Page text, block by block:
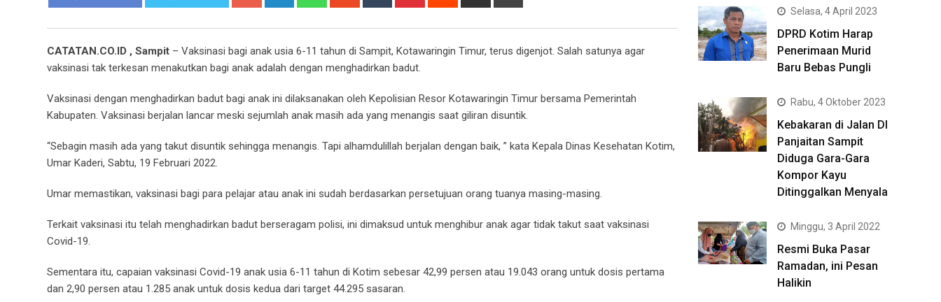
CATATAN.CO.ID , Sampit – Vaksinasi bagi anak usia 6-11 tahun di Sampit, Kotawaringin Timur, terus digenjot. Salah satunya agar
vaksinasi tak terkesan menakutkan bagi anak adalah dengan menghadirkan badut.
Vaksinasi dengan menghadirkan badut bagi anak ini dilaksanakan oleh Kepolisian Resor Kotawaringin Timur bersama Pemerintah
Kabupaten. Vaksinasi berjalan lancar meski sejumlah anak masih ada yang menangis saat giliran disuntik.
“Sebagin masih ada yang takut disuntik sehingga menangis. Tapi alhamdulillah berjalan dengan baik, ” kata Kepala Dinas Kesehatan Kotim,
Umar Kaderi, Sabtu, 19 Februari 2022.
Umar memastikan, vaksinasi bagi para pelajar atau anak ini sudah berdasarkan persetujuan orang tuanya masing-masing.
Terkait vaksinasi itu telah menghadirkan badut berseragam polisi, ini dimaksud untuk menghibur anak agar tidak takut saat vaksinasi
Covid-19.
Sementara itu, capaian vaksinasi Covid-19 anak usia 6-11 tahun di Kotim sebesar 42,99 persen atau 19.043 orang untuk dosis pertama
dan 2,90 persen atau 1.285 anak untuk dosis kedua dari target 44.295 sasaran.
Selasa, 4 April 2023
DPRD Kotim Harap
Penerimaan Murid
Baru Bebas Pungli
Rabu, 4 Oktober 2023
Kebakaran di Jalan DI
Panjaitan Sampit
Diduga Gara-Gara
Kompor Kayu
Ditinggalkan Menyala
Minggu, 3 April 2022
Resmi Buka Pasar
Ramadan, ini Pesan
Halikin